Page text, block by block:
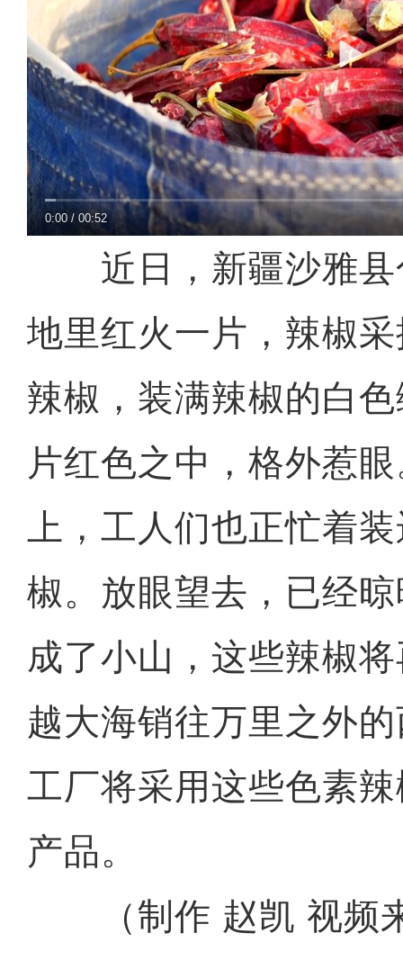
0:00 /00:52
近日，新疆沙雅县
地里红火一片，辣椒
辣椒，装满辣椒的白
片红色之中，格外惹
上，工人们也正忙着
椒。放眼望去，已经
成了小山，这些辣椒
越大海销往万里之外
工厂将采用这些色素
产品。
（制作 赵凯 视频